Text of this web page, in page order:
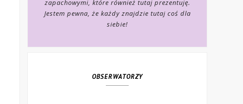
zapachowymi, które również tutaj prezentuję.
Jestem pewna, że każdy znajdzie tutaj coś dla
siebie!
OBSERWATORZY